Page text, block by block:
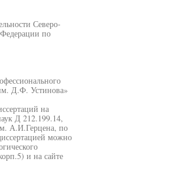
Северо-
по
Д.Ф. Устинова»
на
Д 212.199.14,
А.И.Герцена, по
можно
и на сайте